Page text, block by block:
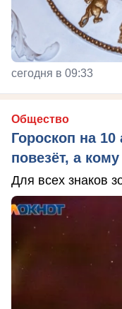
сегодня в 09:33
Общество
Гороскоп на
повезёт, а
Для всех знаков